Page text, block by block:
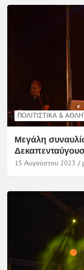
ΠΟΛΙΤΙΣΤΙΚΆ &
Μεγάλη
15 Αυγούστου 2023